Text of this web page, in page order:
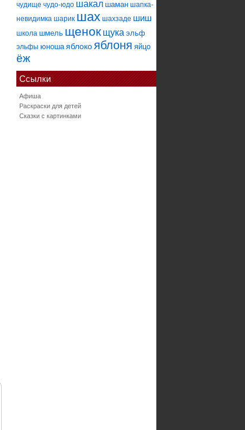
чудище чудо-юдо шакал шаман шапка-
невидимка шарик шах шахзаде шиш
школа шмель щенок щука эльф
эльфы юноша яблоко яблоня яйцо
ёж
Ссылки
Афиша
Раскраски для детей
Сказки с картинками